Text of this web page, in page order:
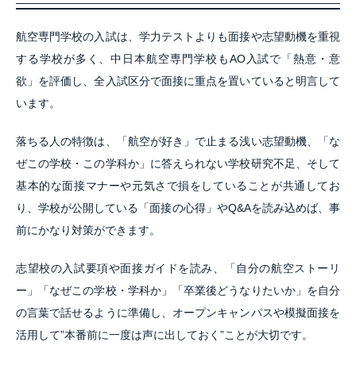
航空専門学校の入試は、学力テストよりも面接や志望動機を重視
する学校が多く、中日本航空専門学校もAO入試で「熱意・意
欲」を評価し、全入試区分で面接に重点を置いていると明言して
います。
落ちる人の特徴は、「航空が好き」で止まる浅い志望動機、「な
ぜこの学校・この学科か」に答えられない学校研究不足、そして
基本的な面接マナーや元気さで損をしていることが共通してお
り、学校が公開している「面接の心得」やQ&Aを読み込めば、事
前にかなり対策ができます。
志望校の入試要項や面接ガイドを読み、「自分の航空ストーリ
ー」「なぜこの学校・学科か」「卒業後どうなりたいか」を自分
の言葉で話せるように準備し、オープンキャンパスや模擬面接を
活用して”本番前に一度は声に出しておく”ことが大切です。